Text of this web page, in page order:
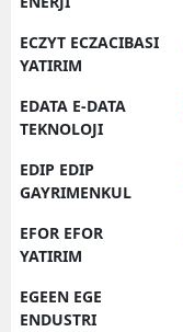
ECZYT ECZACIBASI
YATIRIM
EDATA E-DATA
TEKNOLOJI
EDIP EDIP
GAYRIMENKUL
EFOR EFOR
YATIRIM
EGEEN EGE
ENDUSTRI